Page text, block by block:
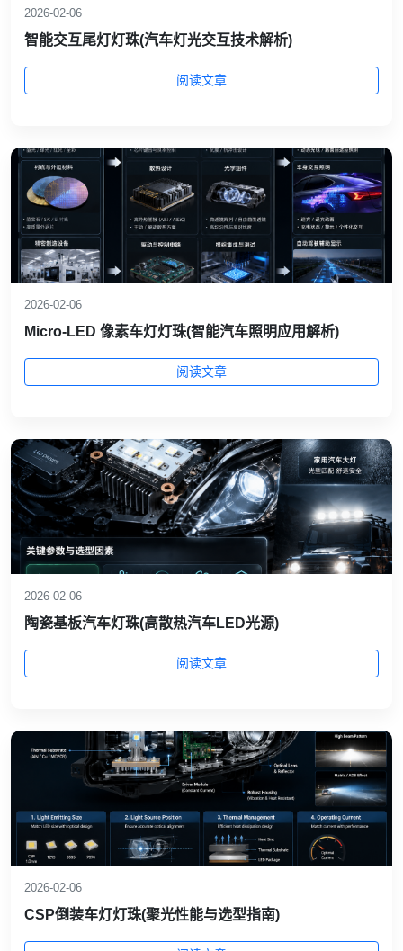
2026-02-06
智能交互尾灯灯珠(汽车灯光交互技术解析)
阅读文章
2026-02-06
Micro-LED 像素车灯灯珠(智能汽车照明应用解析)
阅读文章
2026-02-06
陶瓷基板汽车灯珠(高散热汽车LED光源)
阅读文章
2026-02-06
CSP倒装车灯灯珠(聚光性能与选型指南)